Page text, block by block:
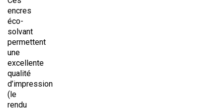
encres
éco-
solvant
permettent
une
excellente
qualité
d’impression
(le
rendu